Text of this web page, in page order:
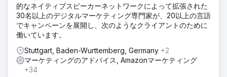
的なネイティブスピーカーネットワークによって拡張された
30名以上のデジタルマーケティング専門家が、20以上の言語
でキャンペーンを展開し、次のようなクライアントのために
働いています。
Stuttgart, Baden-Wurttemberg, Germany +2
マーケティングのアドバイス, Amazonマーケティング
+34